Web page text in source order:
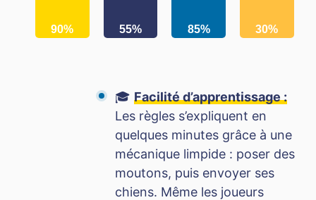
90% 55% 85% 30%
🎓 Facilité d’apprentissage :
Les règles s’expliquent en
quelques minutes grâce à une
mécanique limpide : poser des
moutons, puis envoyer ses
chiens. Même les joueurs